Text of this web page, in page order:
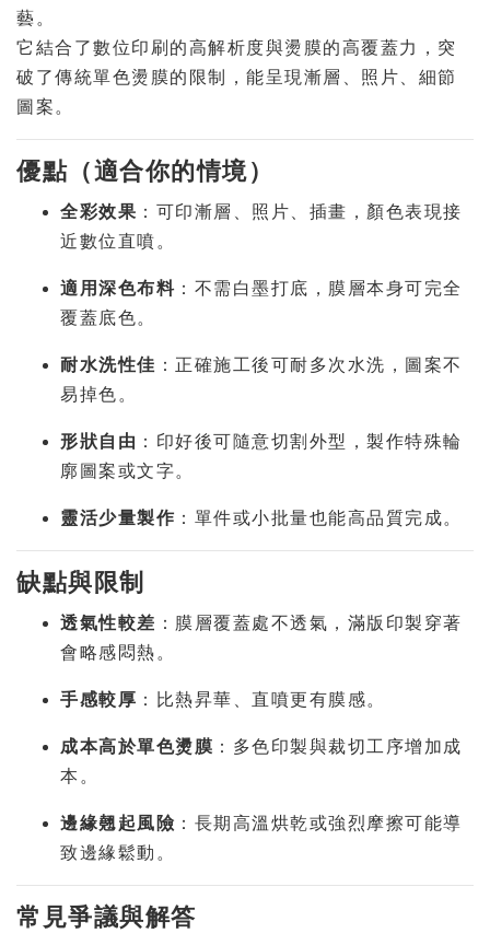
藝。
它結合了數位印刷的高解析度與燙膜的高覆蓋力，突
破了傳統單色燙膜的限制，能呈現漸層、照片、細節
圖案。
優點（適合你的情境）
全彩效果 ：可印漸層、照片、插畫，顏色表現接
近數位直噴。
適用深色布料 ：不需白墨打底，膜層本身可完全
覆蓋底色。
耐水洗性佳 ：正確施工後可耐多次水洗，圖案不
易掉色。
形狀自由 ：印好後可隨意切割外型，製作特殊輪
廓圖案或文字。
靈活少量製作 ：單件或小批量也能高品質完成。
缺點與限制
透氣性較差 ：膜層覆蓋處不透氣，滿版印製穿著
會略感悶熱。
手感較厚 ：比熱昇華、直噴更有膜感。
成本高於單色燙膜 ：多色印製與裁切工序增加成
本。
邊緣翹起風險 ：長期高溫烘乾或強烈摩擦可能導
致邊緣鬆動。
常見爭議與解答